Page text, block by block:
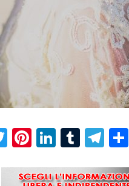
Twitter
Pinterest
LinkedIn